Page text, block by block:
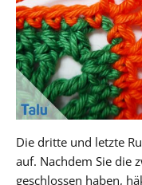
Die dritte und letzte
auf. Nachdem Sie die
geschlossen haben,